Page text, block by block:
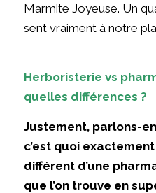
Marmite Joyeuse. Un
sent vraiment à notre
Herboristerie vs
quelles différences ?
Justement, parlons-
c’est quoi
différent d’une
que l’on trouve en